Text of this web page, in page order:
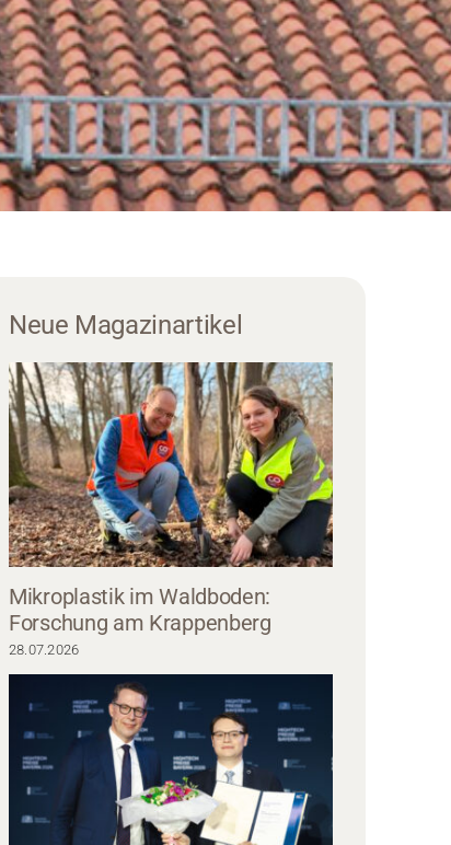
trägt zwei große Metallrohre durch eine Rasenfläche der
an einem nahe gelegenen Gebäude, Bäume umgeben die Szene.
Neue Magazinartikel
Mikroplastik im Waldboden:
Forschung am Krappenberg
28.07.2026